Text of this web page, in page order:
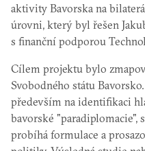
aktivity Bavorska na
úrovni, který byl řešen
s finanční podporou
Cílem projektu bylo
Svobodného státu
především na identifikaci
bavorské "paradiplomacie",
probíhá formulace a